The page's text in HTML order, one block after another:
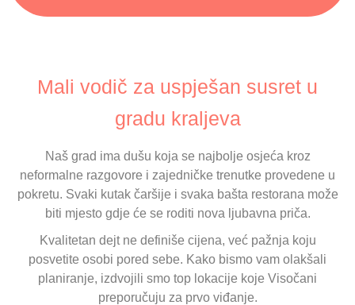
Mali vodič za uspješan susret u
gradu kraljeva
Naš grad ima dušu koja se najbolje osjeća kroz
neformalne razgovore i zajedničke trenutke provedene u
pokretu. Svaki kutak čaršije i svaka bašta restorana može
biti mjesto gdje će se roditi nova ljubavna priča.
Kvalitetan dejt ne definiše cijena, već pažnja koju
posvetite osobi pored sebe. Kako bismo vam olakšali
planiranje, izdvojili smo top lokacije koje Visočani
preporučuju za prvo viđanje.